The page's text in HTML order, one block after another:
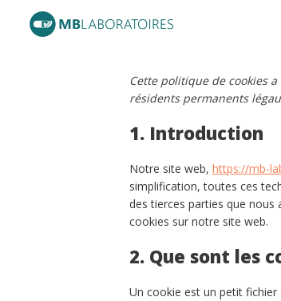
Passer
Cette politique de cookies
résidents permanents
1. Introduction
Notre site web, https://mb-
simplification, toutes ces
des tierces parties que nous
cookies sur notre site web.
2. Que sont les
Un cookie est un petit